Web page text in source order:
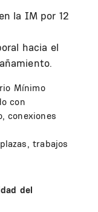
la IM por 12
hacia el
Mínimo
con
conexiones
trabajos
del